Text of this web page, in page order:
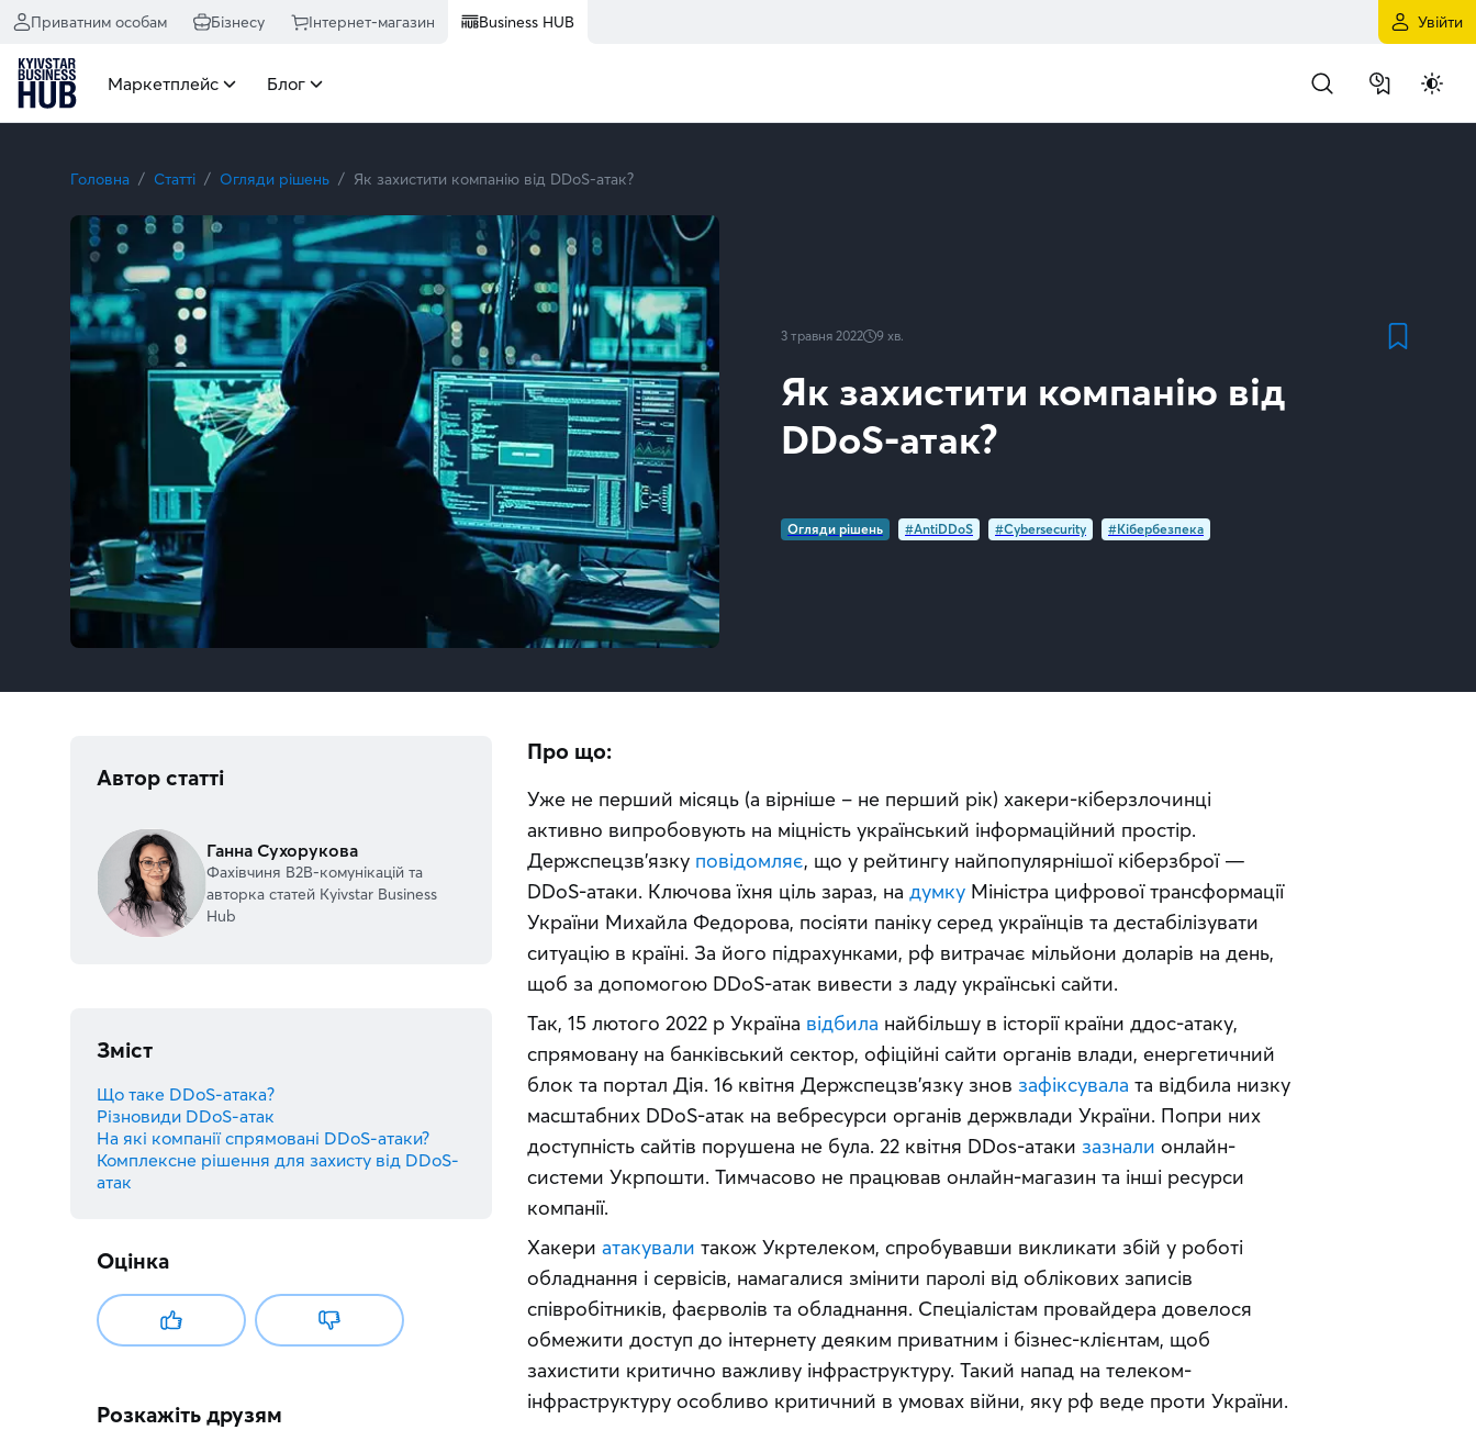
Приватним особам Бізнесу Інтернет-магазин Business HUB Увійти
Маркетплейс Блог
Головна Статті Огляди рішень Як захистити компанію від DDoS-атак?
3 травня 2022 9 хв.
Як захистити компанію від
DDoS-атак?
Огляди рішень #AntiDDoS #Cybersecurity #Кібербезпека
Про що:
Уже не перший місяць (а вірніше – не перший рік) хакери-кіберзлочинці
активно випробовують на міцність український інформаційний простір.
Держспецзв’язку повідомляє, що у рейтингу найпопулярнішої кіберзброї —
DDoS-атаки. Ключова їхня ціль зараз, на думку Міністра цифрової трансформації
України Михайла Федорова, посіяти паніку серед українців та дестабілізувати
ситуацію в країні. За його підрахунками, рф витрачає мільйони доларів на день,
щоб за допомогою DDoS-атак вивести з ладу українські сайти.
Так, 15 лютого 2022 р Україна відбила найбільшу в історії країни ддос-атаку,
спрямовану на банківський сектор, офіційні сайти органів влади, енергетичний
блок та портал Дія. 16 квітня Держспецзв’язку знов зафіксувала та відбила низку
масштабних DDoS-атак на вебресурси органів держвлади України. Попри них
доступність сайтів порушена не була. 22 квітня DDos-атаки зазнали онлайн-
системи Укрпошти. Тимчасово не працював онлайн-магазин та інші ресурси
компанії.
Хакери атакували також Укртелеком, спробувавши викликати збій у роботі
обладнання і сервісів, намагалися змінити паролі від облікових записів
співробітників, фаєрволів та обладнання. Спеціалістам провайдера довелося
обмежити доступ до інтернету деяким приватним і бізнес-клієнтам, щоб
захистити критично важливу інфраструктуру. Такий напад на телеком-
інфраструктуру особливо критичний в умовах війни, яку рф веде проти України.
Автор статті
Ганна Сухорукова
Фахівчиня В2В-комунікацій та
авторка статей Kyivstar Business
Hub
Зміст
Що таке DDoS-атака?
Різновиди DDoS-атак
На які компанії спрямовані DDoS-атаки?
Комплексне рішення для захисту від DDoS-
атак
Оцінка
Розкажіть друзям